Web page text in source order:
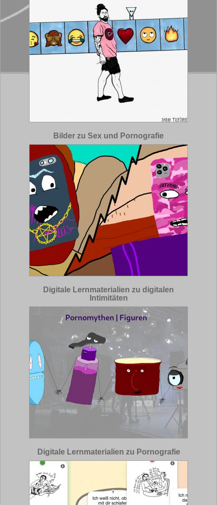
Bilder zu Sex und Pornografie
Digitale Lernmaterialien zu digitalen
Intimitäten
Digitale Lernmaterialien zu Pornografie